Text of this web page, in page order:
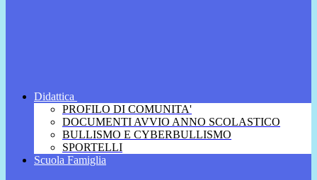
Didattica
PROFILO DI COMUNITA'
DOCUMENTI AVVIO ANNO SCOLASTICO
BULLISMO E CYBERBULLISMO
SPORTELLI
Scuola Famiglia